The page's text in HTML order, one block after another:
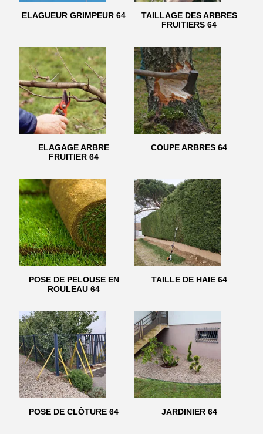
ELAGUEUR GRIMPEUR 64
TAILLAGE DES ARBRES
FRUITIERS 64
ELAGAGE ARBRE
FRUITIER 64
COUPE ARBRES 64
POSE DE PELOUSE EN
ROULEAU 64
TAILLE DE HAIE 64
POSE DE CLÔTURE 64 JARDINIER 64